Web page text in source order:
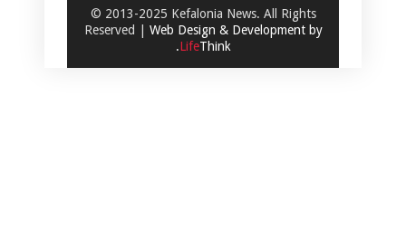
© 2013-2025 Kefalonia News. All Rights
Reserved | Web Design & Development by
.LifeThink